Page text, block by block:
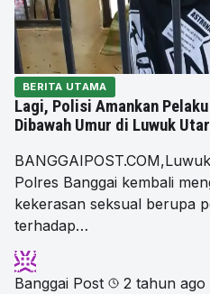
BERITA UTAMA
Lagi, Polisi Amankan
Dibawah Umur di Luwuk
Polres Banggai kembali
kekerasan seksual berupa
terhadap…
Banggai Post 2 tahun ago